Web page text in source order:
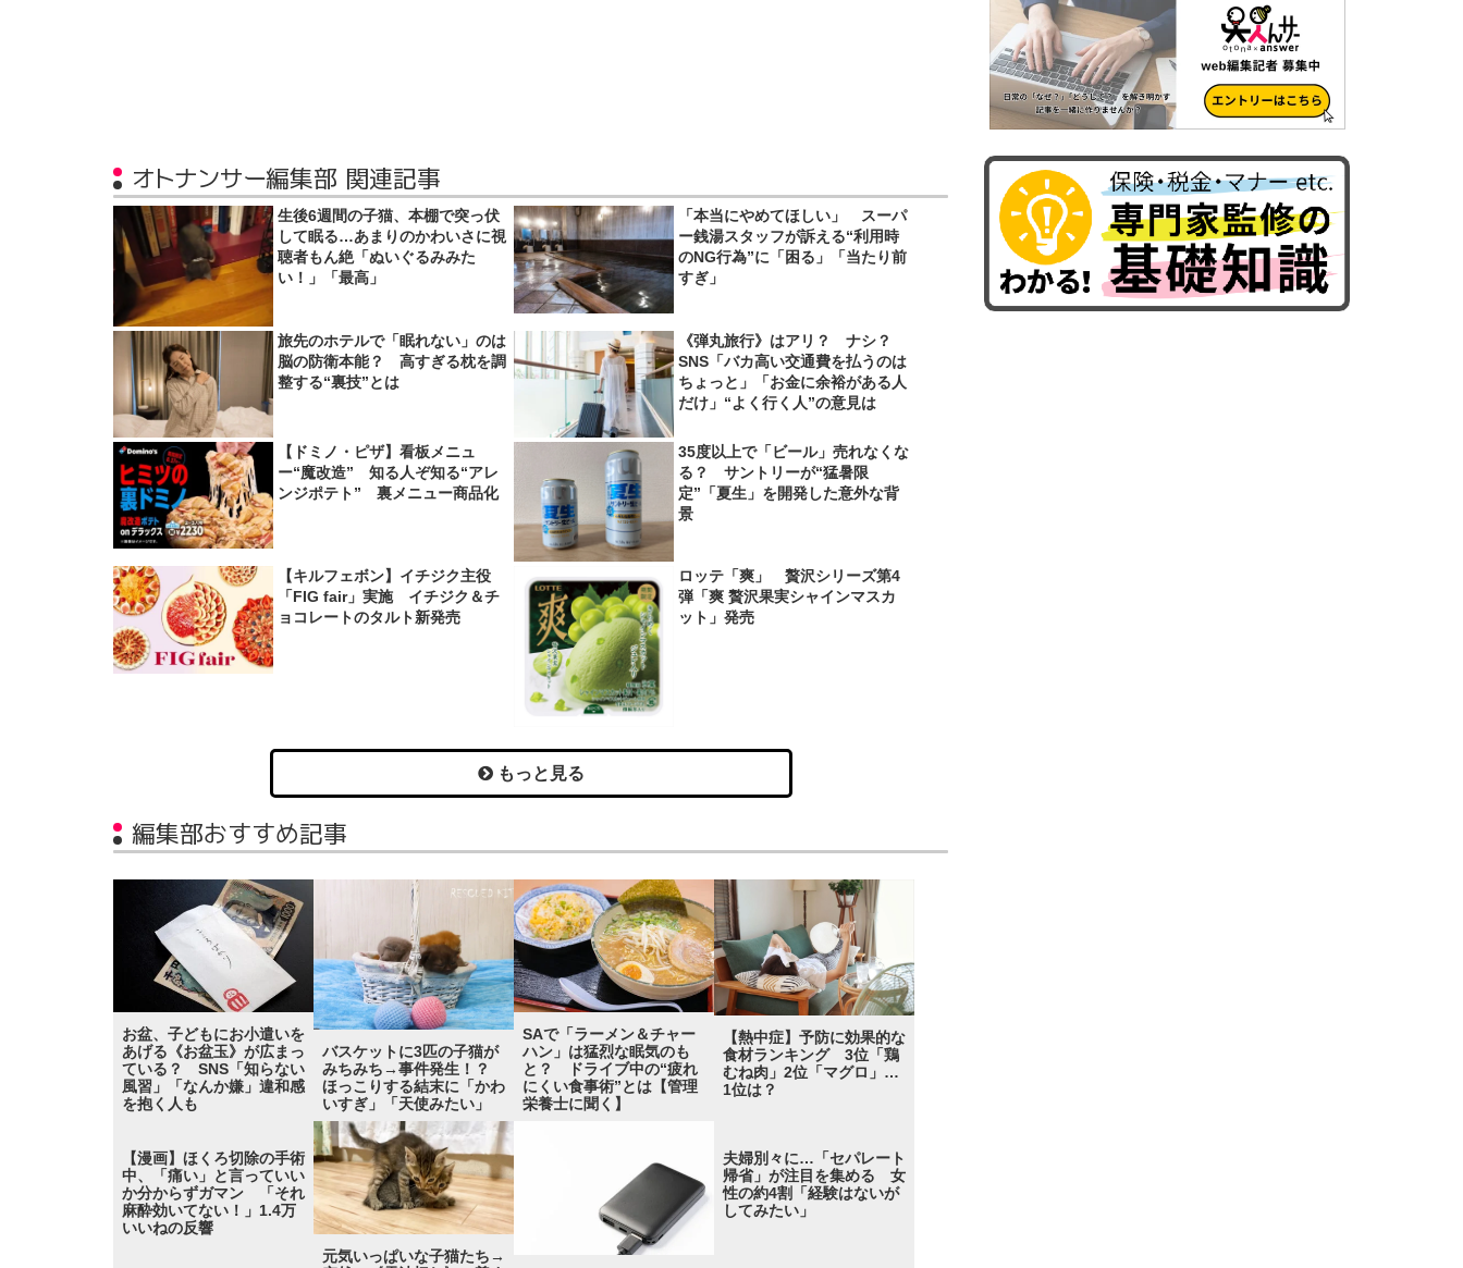
オトナンサー編集部 関連記事
生後6週間の子猫、本棚で突っ伏
して眠る…あまりのかわいさに視
聴者もん絶「ぬいぐるみみた
い！」「最高」
「本当にやめてほしい」 スーパ
ー銭湯スタッフが訴える“利用時
のNG行為”に「困る」「当たり前
すぎ」
旅先のホテルで「眠れない」のは
脳の防衛本能？ 高すぎる枕を調
整する“裏技”とは
《弾丸旅行》はアリ？ ナシ？
SNS「バカ高い交通費を払うのは
ちょっと」「お金に余裕がある人
だけ」“よく行く人”の意見は
【ドミノ・ピザ】看板メニュ
ー“魔改造” 知る人ぞ知る“アレ
ンジポテト” 裏メニュー商品化
35度以上で「ビール」売れなくな
る？ サントリーが“猛暑限
定”「夏生」を開発した意外な背
景
【キルフェボン】イチジク主役
「FIG fair」実施 イチジク＆チ
ョコレートのタルト新発売
ロッテ「爽」 贅沢シリーズ第4
弾「爽 贅沢果実シャインマスカ
ット」発売
もっと見る
編集部おすすめ記事
お盆、子どもにお小遣いを
あげる《お盆玉》が広まっ
ている？ SNS「知らない
風習」「なんか嫌」違和感
を抱く人も
バスケットに3匹の子猫が
みちみち→事件発生！？
ほっこりする結末に「かわ
いすぎ」「天使みたい」
SAで「ラーメン＆チャー
ハン」は猛烈な眠気のも
と？ ドライブ中の“疲れ
にくい食事術”とは【管理
栄養士に聞く】
【熱中症】予防に効果的な
食材ランキング 3位「鶏
むね肉」2位「マグロ」…
1位は？
【漫画】ほくろ切除の手術
中、「痛い」と言っていい
か分からずガマン 「それ
麻酔効いてない！」1.4万
いいねの反響
元気いっぱいな子猫たち→
夫婦別々に…「セパレート
帰省」が注目を集める 女
性の約4割「経験はないが
してみたい」